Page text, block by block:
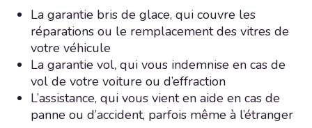
La garantie bris de glace, qui couvre les
réparations ou le remplacement des vitres de
votre véhicule
La garantie vol, qui vous indemnise en cas de
vol de votre voiture ou d’effraction
L’assistance, qui vous vient en aide en cas de
panne ou d’accident, parfois même à l’étranger